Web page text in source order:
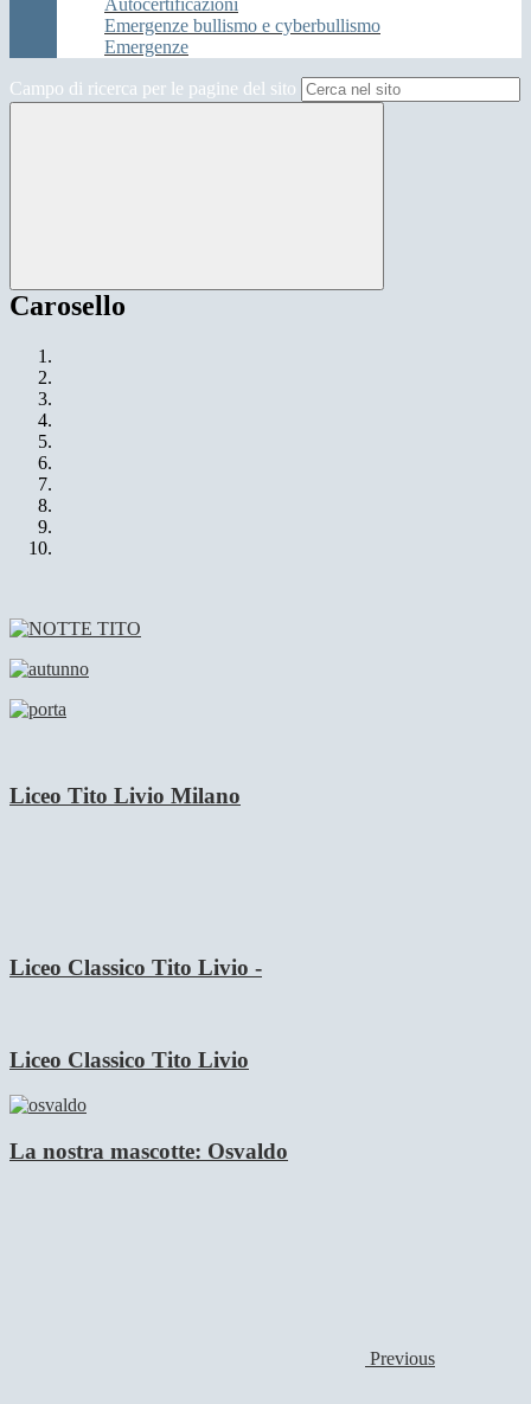
Autocertificazioni
Emergenze bullismo e cyberbullismo
Emergenze
Campo di ricerca per le pagine del sito
Carosello
Liceo Tito Livio Milano
Liceo Classico Tito Livio -
Liceo Classico Tito Livio
La nostra mascotte: Osvaldo
Previous